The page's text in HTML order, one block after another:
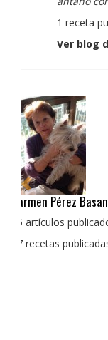
1 receta
Ver blog
Pedro Manuel
La cocina para
enmascarar sus
con un toque